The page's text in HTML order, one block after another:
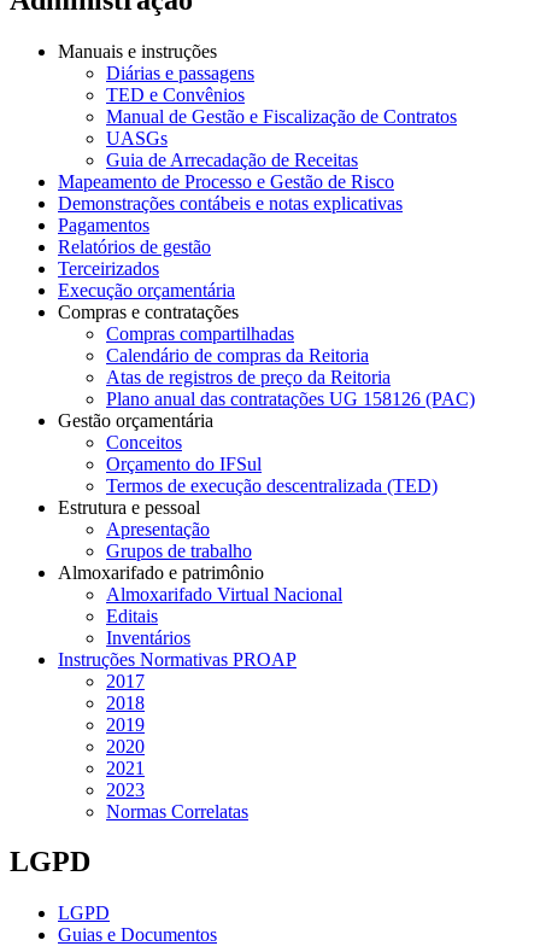
Manuais e instruções
Diárias e passagens
TED e Convênios
Manual de Gestão e Fiscalização de Contratos
UASGs
Guia de Arrecadação de Receitas
Mapeamento de Processo e Gestão de Risco
Demonstrações contábeis e notas explicativas
Pagamentos
Relatórios de gestão
Terceirizados
Execução orçamentária
Compras e contratações
Compras compartilhadas
Calendário de compras da Reitoria
Atas de registros de preço da Reitoria
Plano anual das contratações UG 158126 (PAC)
Gestão orçamentária
Conceitos
Orçamento do IFSul
Termos de execução descentralizada (TED)
Estrutura e pessoal
Apresentação
Grupos de trabalho
Almoxarifado e patrimônio
Almoxarifado Virtual Nacional
Editais
Inventários
Instruções Normativas PROAP
2017
2018
2019
2020
2021
2023
Normas Correlatas
LGPD
LGPD
Guias e Documentos